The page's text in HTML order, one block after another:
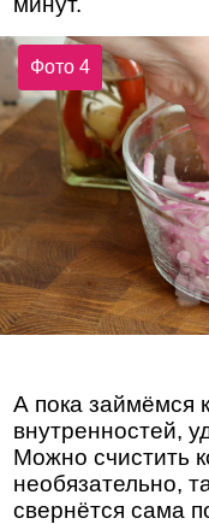
Фото 4
А пока займёмся
внутренностей,
Можно счистить
необязательно,
свернётся сама